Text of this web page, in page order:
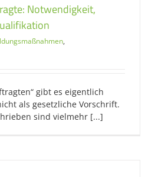
Notwendigkeit,
,
gibt es eigentlich
als gesetzliche Vorschrift.
sind vielmehr [...]